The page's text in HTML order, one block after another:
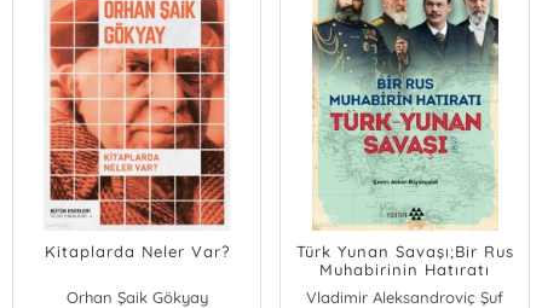
Kitaplarda Neler Var?
Orhan Şaik Gökyay
Türk Yunan Savaşı;Bir Rus
Muhabirinin Hatıratı
Vladimir Aleksandroviç Şuf